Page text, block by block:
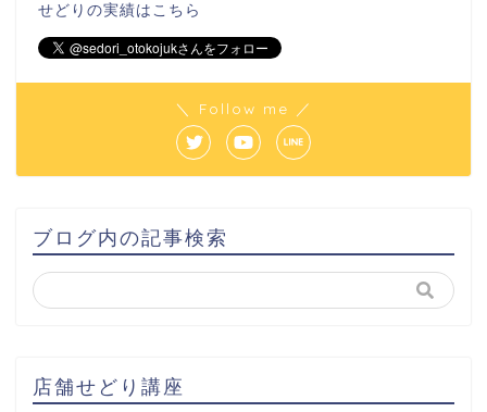
せどりの実績は こちら
＼ Follow me ／
ブログ内の記事検索
店舗せどり講座